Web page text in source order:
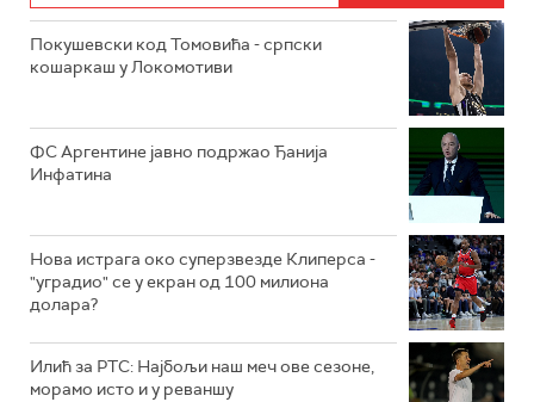
Покушевски код Томовића - српски
кошаркаш у Локомотиви
ФС Аргентине јавно подржао Ђанија
Инфатина
Нова истрага око суперзвезде Клиперса -
"уградио" се у екран од 100 милиона
долара?
Илић за РТС: Најбољи наш меч ове сезоне,
морамо исто и у реваншу